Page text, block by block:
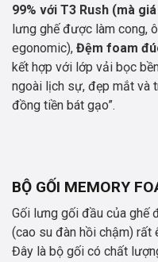
99% với T3 Rush (mà
lưng ghế được làm cong,
egonomic), Đệm foam
kết hợp với lớp vải bọc
ngoài lịch sự, đẹp mắt và
đồng tiền bát gạo”.
BỘ GỐI MEMORY
Gối lưng gối đầu của
(cao su đàn hồi chậm) rất
Đây là bộ gối có chất